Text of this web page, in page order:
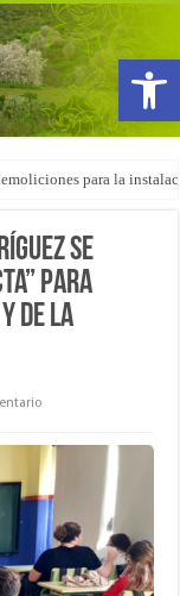
Abrir
para la
se
para
de la